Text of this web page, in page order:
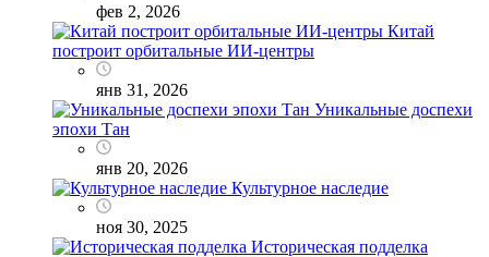
фев 2, 2026
Китай
построит орбитальные ИИ-центры
янв 31, 2026
Уникальные доспехи
эпохи Тан
янв 20, 2026
Культурное наследие
ноя 30, 2025
Историческая подделка